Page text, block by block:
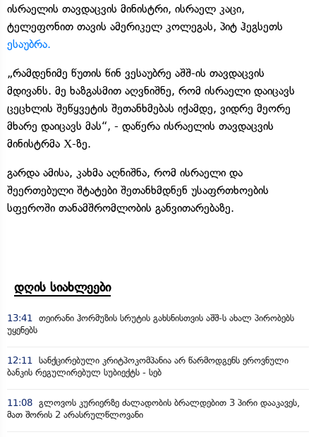
ისრაელის თავდაცვის მინისტრი, ისრაელ კაცი,
ტელეფონით თავის ამერიკელ კოლეგას, პიტ ჰეგსეთს
ესაუბრა.
„რამდენიმე წუთის წინ ვესაუბრე აშშ-ის თავდაცვის
მდივანს. მე ხაზგასმით აღვნიშნე, რომ ისრაელი დაიცავს
ცეცხლის შეწყვეტის შეთანხმებას იქამდე, ვიდრე მეორე
მხარე დაიცავს მას“, - დაწერა ისრაელის თავდაცვის
მინისტრმა Х-ზე.
გარდა ამისა, კახმა აღნიშნა, რომ ისრაელი და
შეერთებული შტატები შეთანხმდნენ უსაფრთხოების
სფეროში თანამშრომლობის განვითარებაზე.
დღის სიახლეები
13:41
თეირანი ჰორმუზის სრუტის გახსნისთვის აშშ-ს ახალ პირობებს
უყენებს
12:11
სანქცირებული კრიტპოკომპანია არ წარმოდგენს ეროვნული
ბანკის რეგულირებულ სუბიექტს - სებ
11:08 გლოვოს კურიერზე ძალადობის ბრალდებით 3 პირი დააკავეს,
მათ შორის 2 არასრულწლოვანი